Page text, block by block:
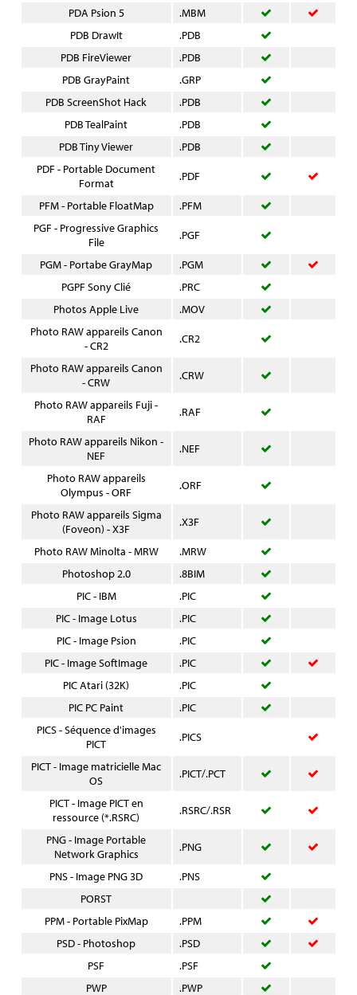
PDA Psion 5
.MBM
PDB DrawIt
.PDB
PDB FireViewer
.PDB
PDB GrayPaint
.GRP
PDB ScreenShot Hack
.PDB
PDB TealPaint
.PDB
PDB Tiny Viewer
.PDB
PDF - Portable Document
Format
.PDF
PFM - Portable FloatMap
.PFM
PGF - Progressive Graphics
File
.PGF
PGM - Portabe GrayMap
.PGM
PGPF Sony Clié
.PRC
Photos Apple Live
.MOV
Photo RAW appareils Canon
- CR2
.CR2
Photo RAW appareils Canon
- CRW
.CRW
Photo RAW appareils Fuji -
RAF
.RAF
Photo RAW appareils Nikon -
NEF
.NEF
Photo RAW appareils
Olympus - ORF
.ORF
Photo RAW appareils Sigma
(Foveon) - X3F
.X3F
Photo RAW Minolta - MRW
.MRW
Photoshop 2.0
.8BIM
PIC - IBM
.PIC
PIC - Image Lotus
.PIC
PIC - Image Psion
.PIC
PIC - Image SoftImage
.PIC
PIC Atari (32K)
.PIC
PIC PC Paint
.PIC
PICS - Séquence d'images
PICT
.PICS
PICT - Image matricielle Mac
OS
.PICT/.PCT
PICT - Image PICT en
ressource (*.RSRC)
.RSRC/.RSR
PNG - Image Portable
Network Graphics
.PNG
PNS - Image PNG 3D
.PNS
PORST
PPM - Portable PixMap
.PPM
PSD - Photoshop
.PSD
PSF
.PSF
PWP
.PWP